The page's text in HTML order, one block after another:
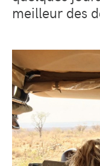
meilleur des